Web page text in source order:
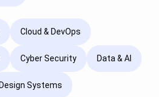
Cloud & DevOps
Cyber Security Data & AI
Design Systems